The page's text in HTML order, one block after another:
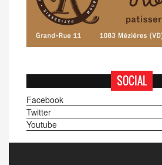
SOCIAL
Facebook
Twitter
Youtube